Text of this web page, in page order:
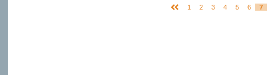
1
2 3 4 5 6 7